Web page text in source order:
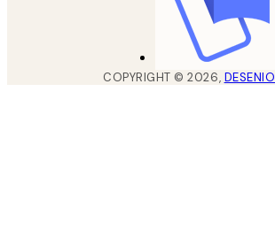
COPYRIGHT ©2026, DESENIO